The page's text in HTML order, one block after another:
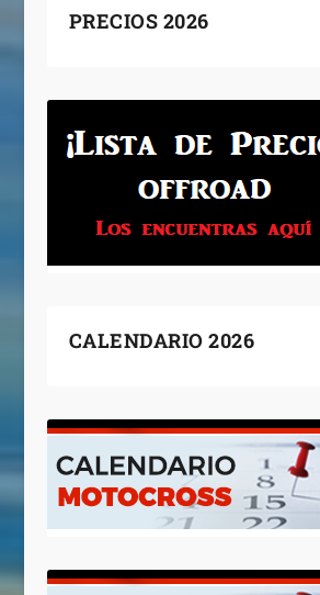
PRECIOS 2026
CALENDARIO 2026